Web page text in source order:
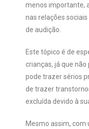
menos importante,
nas relações
de audição.
Este tópico é de
crianças, já que
pode trazer sérios
de trazer
excluída devido à
Mesmo assim, com